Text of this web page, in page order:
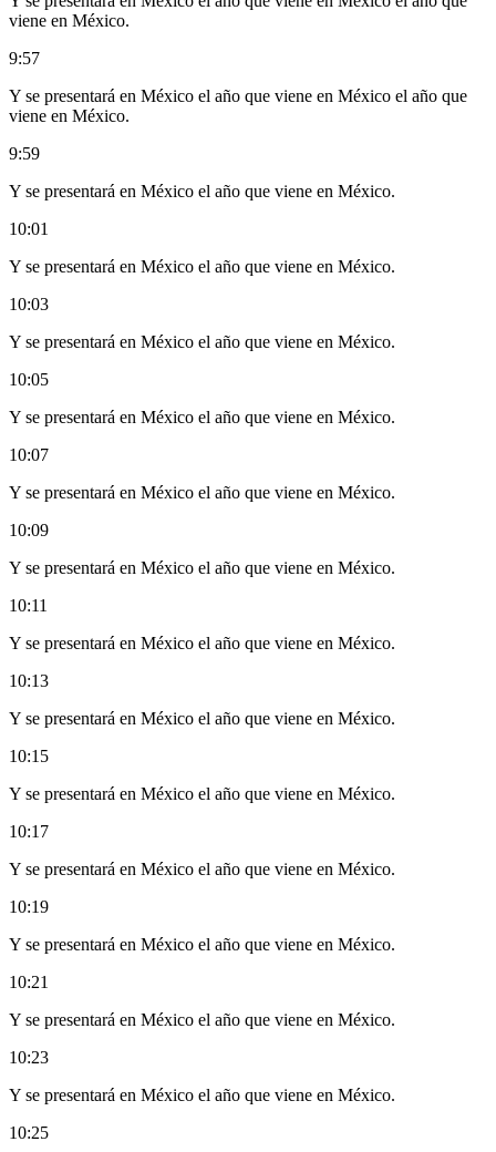
viene en México.
9:57
Y se presentará en México el año que viene en México el año que
viene en México.
9:59
Y se presentará en México el año que viene en México.
10:01
Y se presentará en México el año que viene en México.
10:03
Y se presentará en México el año que viene en México.
10:05
Y se presentará en México el año que viene en México.
10:07
Y se presentará en México el año que viene en México.
10:09
Y se presentará en México el año que viene en México.
10:11
Y se presentará en México el año que viene en México.
10:13
Y se presentará en México el año que viene en México.
10:15
Y se presentará en México el año que viene en México.
10:17
Y se presentará en México el año que viene en México.
10:19
Y se presentará en México el año que viene en México.
10:21
Y se presentará en México el año que viene en México.
10:23
Y se presentará en México el año que viene en México.
10:25